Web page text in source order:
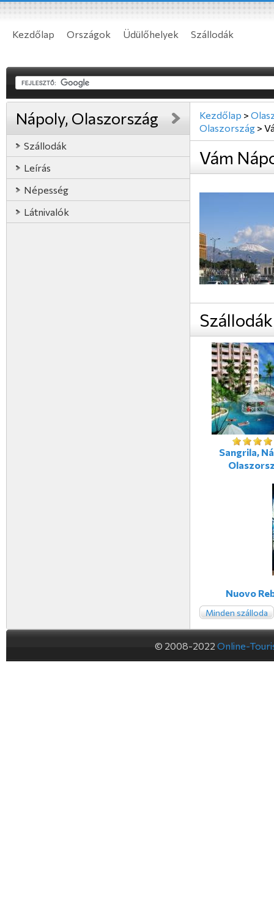
Kezdőlap Országok Üdülőhelyek Szállodák
Nápoly, Olaszország
Szállodák
Leírás
Népesség
Látnivalók
Kezdőlap >
Olaszország >
Vám
Szállodák
Sangrila,
Nuovo
Minden szálloda
© 2008-2022 Online-